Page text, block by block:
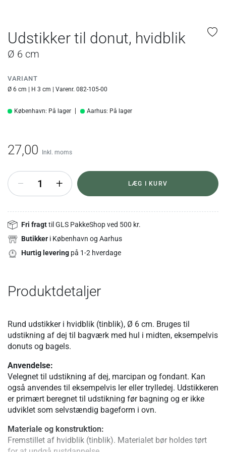
Udstikker til donut, hvidblik
Ø 6 cm
VARIANT
Ø 6 cm | H 3 cm | Varenr. 082-105-00
København: På lager Aarhus: På lager
27,00 Inkl. moms
+ LÆG I KURV
Fri fragttil GLS PakkeShop ved 500 kr.
Butikker i København og Aarhus
Hurtig levering på 1-2 hverdage
Produktdetaljer
Rund udstikker i hvidblik (tinblik), Ø 6 cm. Bruges til
udstikning af dej til bagværk med hul i midten, eksempelvis
donuts og bagels.
Anvendelse:
Velegnet til udstikning af dej, marcipan og fondant. Kan
også anvendes til eksempelvis ler eller trylledej. Udstikkeren
er primært beregnet til udstikning før bagning og er ikke
udviklet som selvstændig bageform i ovn.
Materiale og konstruktion:
Fremstillet af hvidblik (tinblik). Materialet bør holdes tørt